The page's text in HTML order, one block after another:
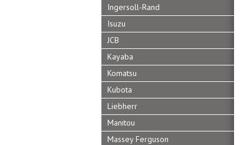
Ingersoll-Rand
Isuzu
JCB
Kayaba
Komatsu
Kubota
Liebherr
Manitou
Massey Ferguson